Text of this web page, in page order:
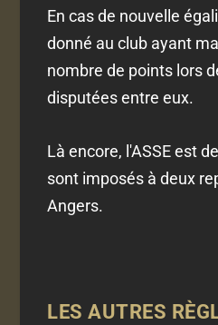
En cas de nouvelle
donné au club ayant
nombre de points lors
disputées entre eux.
Là encore, l'ASSE est
sont imposés à deux
Angers.
LES AUTRES